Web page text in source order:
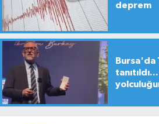
deprem
Bursa'da